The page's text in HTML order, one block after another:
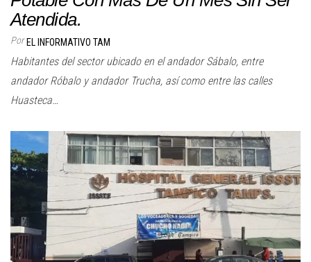
Atendida.
Por EL INFORMATIVO TAM
Habitantes del sector ubicado en el andador Sábalo, entre
andador Róbalo y andador Trucha, así como entre las calles
Huasteca…